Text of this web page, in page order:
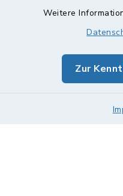
Weitere
Zur